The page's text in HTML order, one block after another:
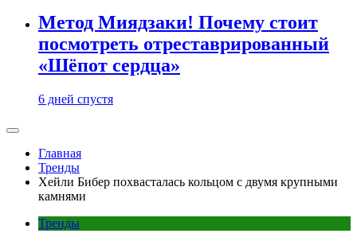
Метод Миядзаки! Почему стоит
посмотреть отреставрированный
«Шёпот сердца»
6 дней спустя
Главная
Тренды
Хейли Бибер похвасталась кольцом с двумя крупными
камнями
Тренды